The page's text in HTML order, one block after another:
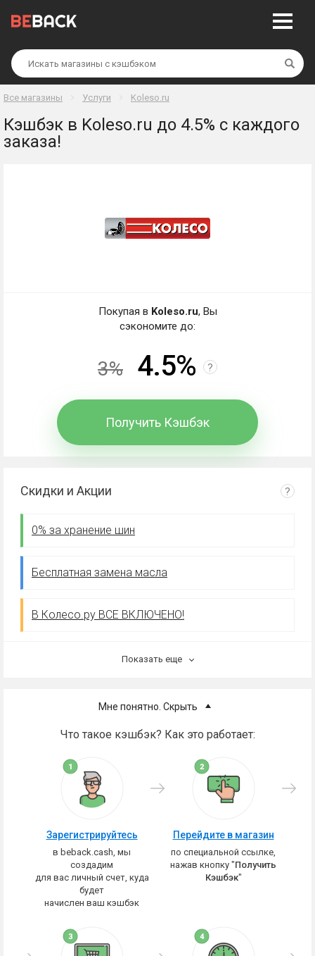
Все магазины Услуги Koleso.ru
Кэшбэк в Koleso.ru до 4.5% с каждого
заказа!
Мне понятно. Скрыть
Что такое кэшбэк? Как это работает:
Зарегистрируйтесь
в beback.cash, мы
создадим
для вас личный счет, куда
будет
начислен ваш кэшбэк
Перейдите в магазин
по специальной ссылке,
нажав кнопку "Получить
Кэшбэк"
Покупая в Koleso.ru, Вы
сэкономите до:
3% 4.5% ?
Получить Кэшбэк
Скидки и Акции ?
0% за хранение шин
Бесплатная замена масла
В Колесо.ру ВСЕ ВКЛЮЧЕНО!
Показать еще